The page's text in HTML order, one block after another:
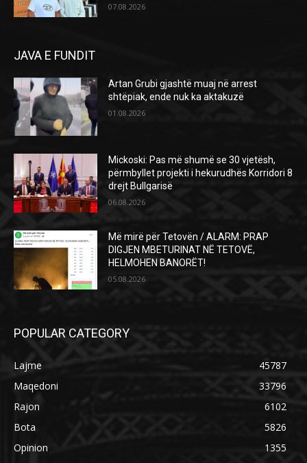
07.08.2026
JAVA E FUNDIT
Artan Grubi gjashtë muaj në arrest
shtëpiak, ende nuk ka aktakuzë
01.08.2026
Mickoski: Pas më shumë se 30 vjetësh,
përmbyllet projekti i hekurudhës Korridori 8
drejt Bullgarisë
06.08.2026
Më mirë për Tetovën / ALARM: PRAP
DIGJEN MBETURINAT NË TETOVË,
HELMOHEN BANORËT!
05.08.2026
POPULAR CATEGORY
Lajme
45787
Maqedoni
33796
Rajon
6102
Bota
5826
Opinion
1355